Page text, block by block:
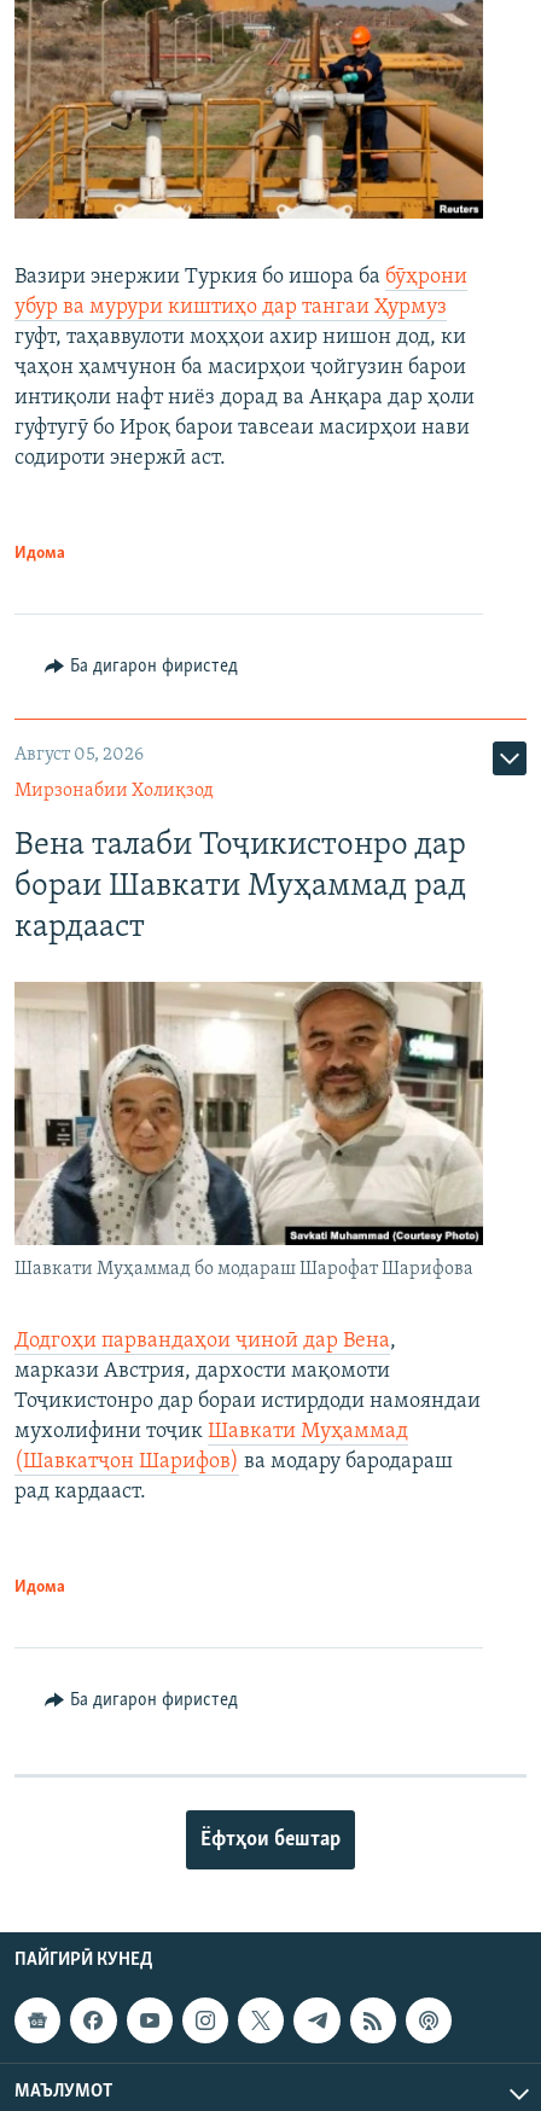
Вазири энержии Туркия бо ишора ба бӯҳрони
убур ва мурури киштиҳо дар тангаи Ҳурмуз
гуфт, таҳаввулоти моҳҳои ахир нишон дод, ки
ҷаҳон ҳамчунон ба масирҳои ҷойгузин барои
интиқоли нафт ниёз дорад ва Анқара дар ҳоли
гуфтугӯ бо Ироқ барои тавсеаи масирҳои нави
содироти энержӣ аст.
Идома
Ба дигарон фиристед
Август 05, 2026
Мирзонабии Холиқзод
Вена талаби Тоҷикистонро дар
бораи Шавкати Муҳаммад рад
кардааст
Шавкати Муҳаммад бо модараш Шарофат Шарифова
Додгоҳи парвандаҳои ҷиноӣ дар Вена,
маркази Австрия, дархости мақомоти
Тоҷикистонро дар бораи истирдоди намояндаи
мухолифини тоҷик Шавкати Муҳаммад
(Шавкатҷон Шарифов) ва модару бародараш
рад кардааст.
Идома
Ба дигарон фиристед
Ёфтҳои бештар
ПАЙГИРӢ КУНЕД
МАЪЛУМОТ